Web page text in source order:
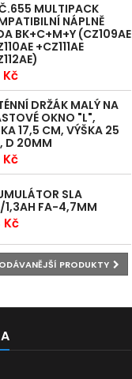
MULTIPACK
NÁPLNĚ
BK+C+M+Y (CZ109AE
+CZ111AE
Kč
DRŽÁK MALÝ NA
OKNO "L",
17,5 CM, VÝŠKA 25
D 20MM
Kč
SLA
1,3AH FA-4,7MM
Kč
PRODUKTY